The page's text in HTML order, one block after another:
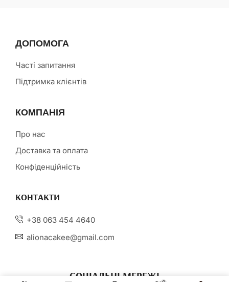
ДОПОМОГА
Часті запитання
Підтримка клієнтів
КОМПАНІЯ
Про нас
Доставка та оплата
Конфіденційність
КОНТАКТИ
+38 063 454 4640
alionacakee@gmail.com
СОЦІАЛЬНІ МЕРЕЖІ